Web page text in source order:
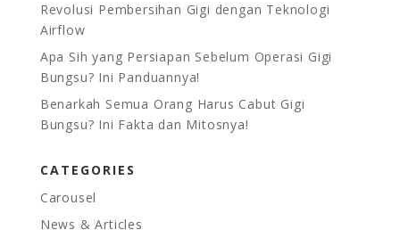
Revolusi Pembersihan Gigi dengan Teknologi
Airflow
Apa Sih yang Persiapan Sebelum Operasi Gigi
Bungsu? Ini Panduannya!
Benarkah Semua Orang Harus Cabut Gigi
Bungsu? Ini Fakta dan Mitosnya!
CATEGORIES
Carousel
News & Articles